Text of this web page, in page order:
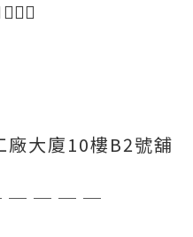
廠大廈10樓B2號舖
─ ─ ─ ─